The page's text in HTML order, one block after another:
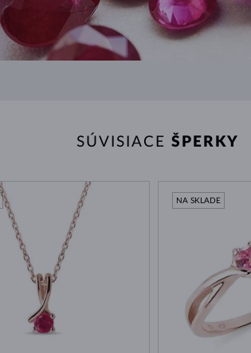
SÚVISIACE ŠPERKY
NA SKLADE